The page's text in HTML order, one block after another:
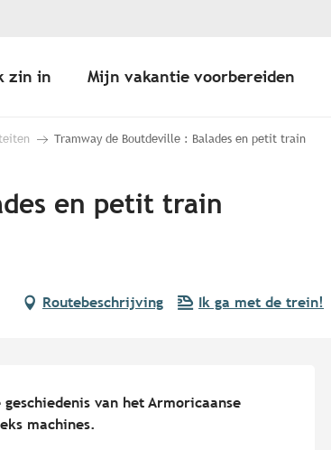
zin in Mijn vakantie voorbereiden
Tramway de Boutdeville : Balades en petit train
en petit train
Routebeschrijving Ik ga met de trein!
van het Armoricaanse
machines.